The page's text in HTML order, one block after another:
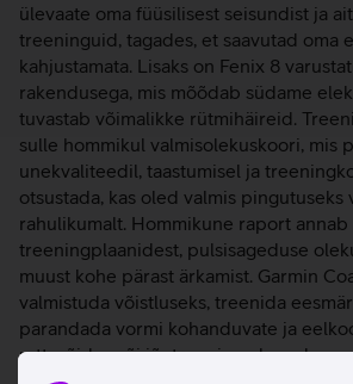
ülevaate oma füüsilisest seisundist ja
treeninguid, tagades, et saavutad oma
kahjustamata. Lisaks on Fenix 8
rakendusega, mis mõõdab südame
tuvastab võimalikke rütmihäireid.
sulle hommikul valmisolekuskoori, mis
unekvaliteedil, taastumisel ja
otsustada, kas oled valmis pingutuseks
rahulikumalt. Hommikune raport annab
treeningplaanidest, pulsisageduse
muust kohe pärast ärkamist. Garmin
valmistuda võistluseks, treenida
parandada vormi kohanduvate ja
rattasõidu- või jõutreeningu kavadega,